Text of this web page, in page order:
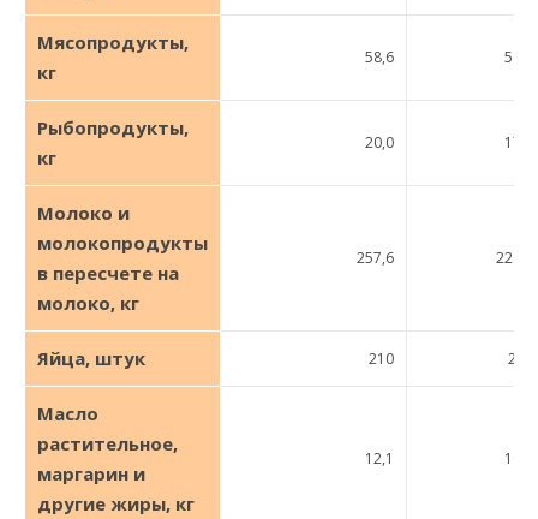
Мясопродукты,
кг
58,6 54,0
Рыбопродукты,
кг
20,0 17,0
Молоко и
молокопродукты
в пересчете на
молоко, кг
257,6 224,4
Яйца, штук 210 200
Масло
растительное,
маргарин и
другие жиры, кг
12,1 10,0